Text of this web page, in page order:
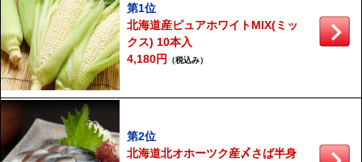
第1位
北海道産ピュアホワイトMIX(ミッ
クス) 10本入
4,180円 （税込み）
第2位
北海道北オホーツク産〆さば半身